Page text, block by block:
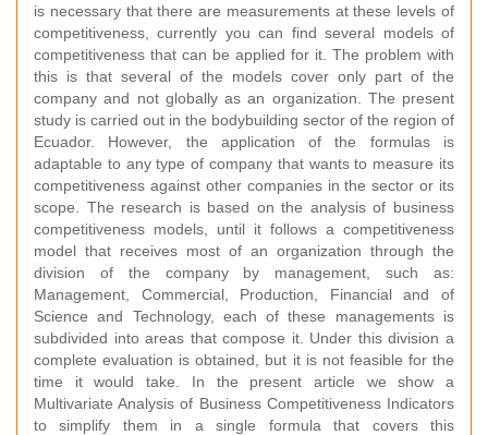
is necessary that there are measurements at these levels of
competitiveness, currently you can find several models of
competitiveness that can be applied for it. The problem with
this is that several of the models cover only part of the
company and not globally as an organization. The present
study is carried out in the bodybuilding sector of the region of
Ecuador. However, the application of the formulas is
adaptable to any type of company that wants to measure its
competitiveness against other companies in the sector or its
scope. The research is based on the analysis of business
competitiveness models, until it follows a competitiveness
model that receives most of an organization through the
division of the company by management, such as:
Management, Commercial, Production, Financial and of
Science and Technology, each of these managements is
subdivided into areas that compose it. Under this division a
complete evaluation is obtained, but it is not feasible for the
time it would take. In the present article we show a
Multivariate Analysis of Business Competitiveness Indicators
to simplify them in a single formula that covers this